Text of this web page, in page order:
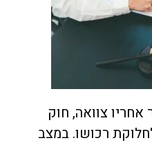
צוואה, חוק
רכושו. במצב